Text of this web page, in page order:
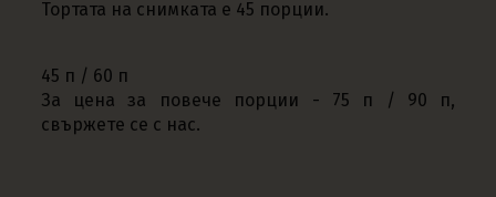
Тортата на снимката е 45 порции.
45 п / 60 п
За цена за повече порции - 75 п / 90 п,
свържете се с нас.